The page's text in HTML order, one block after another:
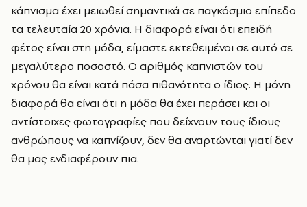
κάπνισμα έχει μειωθεί σημαντικά σε παγκόσμιο επίπεδο
τα τελευταία 20 χρόνια. Η διαφορά είναι ότι επειδή
φέτος είναι στη μόδα, είμαστε εκτεθειμένοι σε αυτό σε
μεγαλύτερο ποσοστό. Ο αριθμός καπνιστών του
χρόνου θα είναι κατά πάσα πιθανότητα ο ίδιος. Η μόνη
διαφορά θα είναι ότι η μόδα θα έχει περάσει και οι
αντίστοιχες φωτογραφίες που δείχνουν τους ίδιους
ανθρώπους να καπνίζουν, δεν θα αναρτώνται γιατί δεν
θα μας ενδιαφέρουν πια.